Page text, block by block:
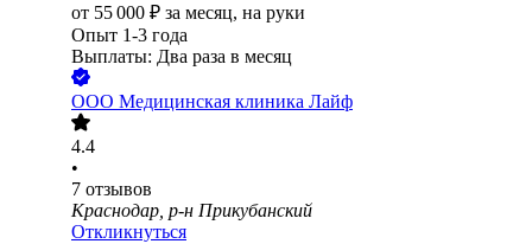
от 55 000 ₽ за месяц, на руки
Опыт 1-3 года
Выплаты: Два раза в месяц
ООО Медицинская клиника Лайф
4.4
•
7 отзывов
Краснодар, р-н Прикубанский
Откликнуться